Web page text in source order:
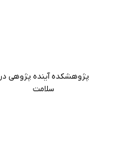
پژوهشکده آینده پژوهی در
سلامت